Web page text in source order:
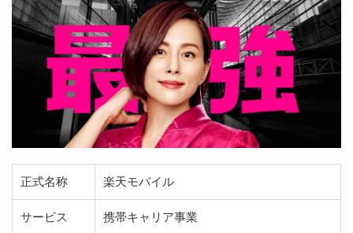
正式名称 楽天モバイル
サービス 携帯キャリア事業